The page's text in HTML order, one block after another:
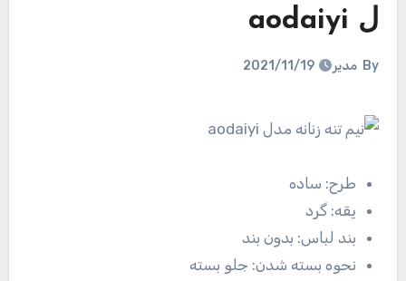
ل aodaiyi
By مدیر 2021/11/19
طرح: ساده
یقه:گرد
بند لباس: بدون بند
نحوه بسته شدن: جلو بسته